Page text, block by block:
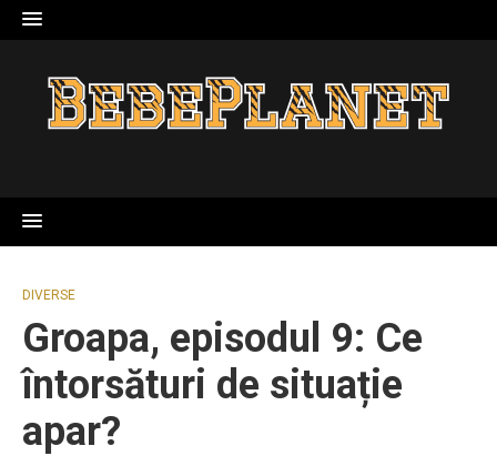
Skip
to
DIVERSE
Groapa, episodul 9: Ce
întorsături de situație
apar?